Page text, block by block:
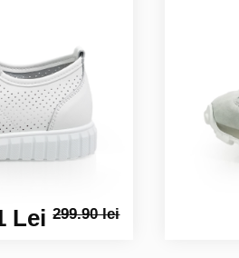
Lei299.90 lei